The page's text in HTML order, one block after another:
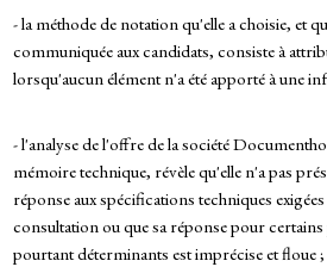
- la méthode de notation qu'elle a choisie, et
communiquée aux candidats, consiste à
lorsqu'aucun élément n'a été apporté à une
- l'analyse de l'offre de la société
mémoire technique, révèle qu'elle n'a pas
réponse aux spécifications techniques
consultation ou que sa réponse pour
pourtant déterminants est imprécise et floue ;